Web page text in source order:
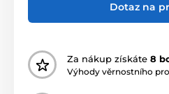
Dotaz na
Za nákup získáte 8
Výhody věrnostního